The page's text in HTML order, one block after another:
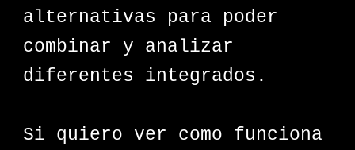
alternativas para poder
combinar y analizar
diferentes integrados.
Si quiero ver como funciona